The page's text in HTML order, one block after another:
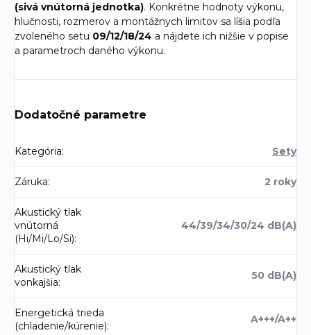
(sivá vnútorná jednotka). Konkrétne hodnoty výkonu,
hlučnosti, rozmerov a montážnych limitov sa líšia podľa
zvoleného setu 09/12/18/24 a nájdete ich nižšie v popise
a parametroch daného výkonu.
Dodatočné parametre
Kategória: Sety
Záruka: 2 roky
Akustický tlak
vnútorná
(Hi/Mi/Lo/Si):
44/39/34/30/24 dB(A)
Akustický tlak
vonkajšia:
50 dB(A)
Energetická trieda
(chladenie/kúrenie):
A+++/A++